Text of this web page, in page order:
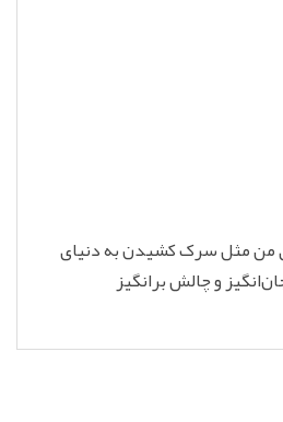
من مثل سرک کشیدن به دنیای
و چالش برانگیز